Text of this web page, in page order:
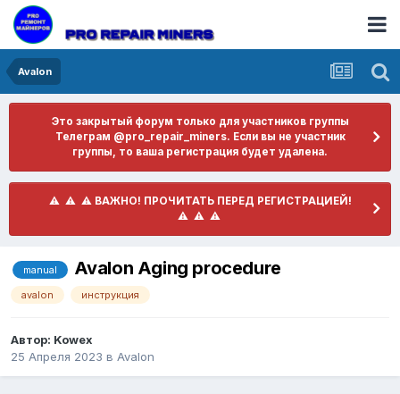
Avalon
Это закрытый форум только для участников группы
Телеграм @pro_repair_miners. Если вы не участник
группы, то ваша регистрация будет удалена.
​ ⚠️ ​​ ⚠️ ​​ ⚠️ ​ВАЖНО! ПРОЧИТАТЬ ПЕРЕД РЕГИСТРАЦИЕЙ! ​
⚠️ ​​ ⚠️ ​​ ⚠️ ​
manual Avalon Aging procedure
avalon инструкция
Автор: Kowex
25 Апреля 2023 в Avalon